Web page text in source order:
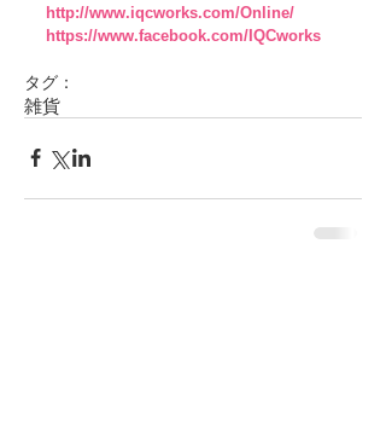
http://www.iqcworks.com/Online/
https://www.facebook.com/IQCworks
タグ：
雑貨